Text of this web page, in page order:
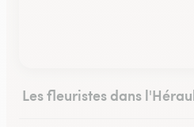
Les fleuristes dans